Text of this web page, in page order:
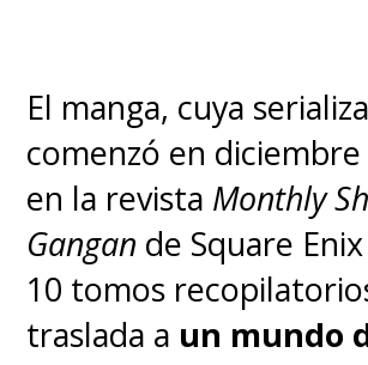
El manga, cuya
comenzó en diciembre
en la revista Monthly
Gangan de Square
10 tomos
traslada a un mundo